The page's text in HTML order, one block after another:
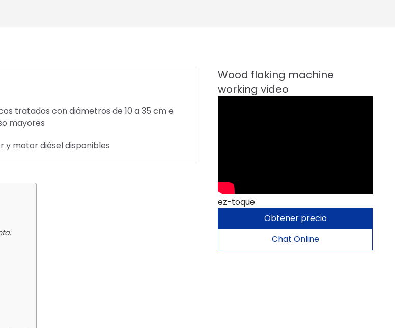
tratados con diámetros de 10 a 35 cm e
mayores
y motor diésel disponibles
ez-toque
Obtener precio
Chat Online